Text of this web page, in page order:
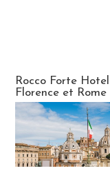
Rocco Forte
Florence et Rome